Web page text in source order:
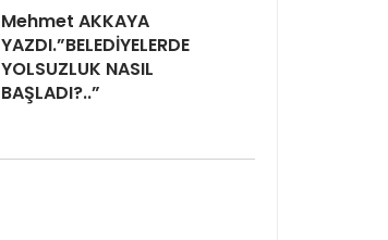
Mehmet AKKAYA
YAZDI.”BELEDİYELERDE
YOLSUZLUK NASIL
BAŞLADI?..”